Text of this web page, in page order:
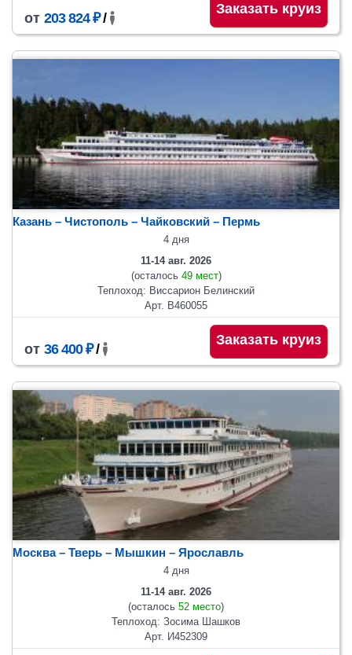
от 203 824 ₽/
Заказать круиз
Казань – Чистополь – Чайковский – Пермь
4 дня
11-14 авг. 2026
(осталось 49 мест)
Теплоход: Виссарион Белинский
Арт. В460055
от 36 400 ₽/
Заказать круиз
Москва – Тверь – Мышкин – Ярославль
4 дня
11-14 авг. 2026
(осталось 52 место)
Теплоход: Зосима Шашков
Арт. И452309